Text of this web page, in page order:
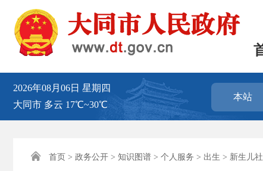
2026年08月06日 星期四
大同市 多云 17℃~30℃
本站
 首页 > 政务公开 > 知识图谱 > 个人服务 > 出生 > 新生儿